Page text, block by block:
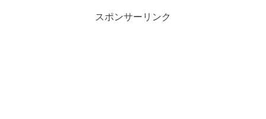
スポンサーリンク